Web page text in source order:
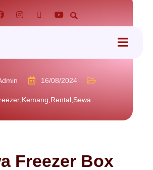
16/08/2024
,Kemang,Rental,Sewa
Freezer Box